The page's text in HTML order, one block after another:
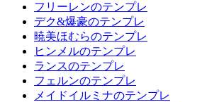
フリーレンのテンプレ
デク&爆豪のテンプレ
暁美ほむらのテンプレ
ヒンメルのテンプレ
ランスのテンプレ
フェルンのテンプレ
メイドイルミナのテンプレ